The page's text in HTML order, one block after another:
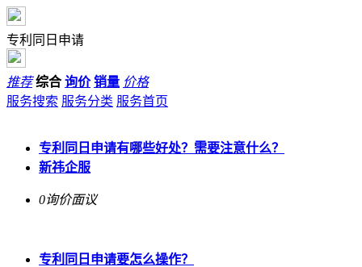
专利同日申请
推荐 综合 询价 销量 价格
服务搜索 服务分类 服务首页
专利同日申请有哪些好处？需要注意什么？
新祎企服
0询价面议
专利同日申请要怎么操作？